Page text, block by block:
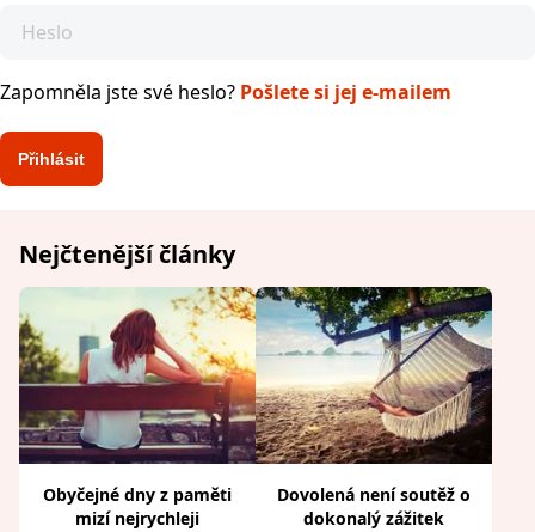
Zapomněla jste své heslo? Pošlete si jej e-mailem
Nejčtenější články
Obyčejné dny z paměti
mizí nejrychleji
Dovolená není soutěž o
dokonalý zážitek